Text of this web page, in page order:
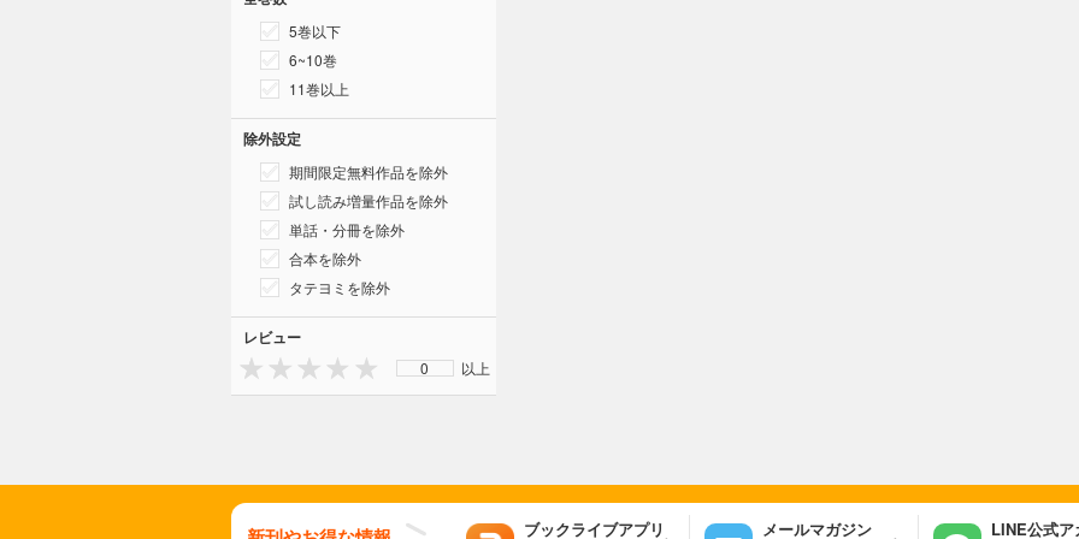
5巻以下
6~10巻
11巻以上
除外設定
期間限定無料作品を除外
試し読み増量作品を除外
単話・分冊を除外
合本を除外
タテヨミを除外
レビュー
0 以上
ブックライブアプリ メールマガジン LINE公式ア